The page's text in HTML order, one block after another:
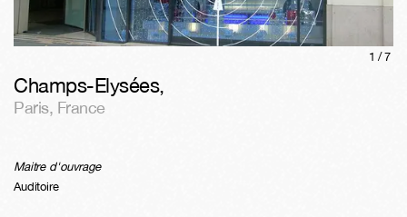
1/7
Champs-Elysées,
Paris, France
Maitre d'ouvrage
Auditoire